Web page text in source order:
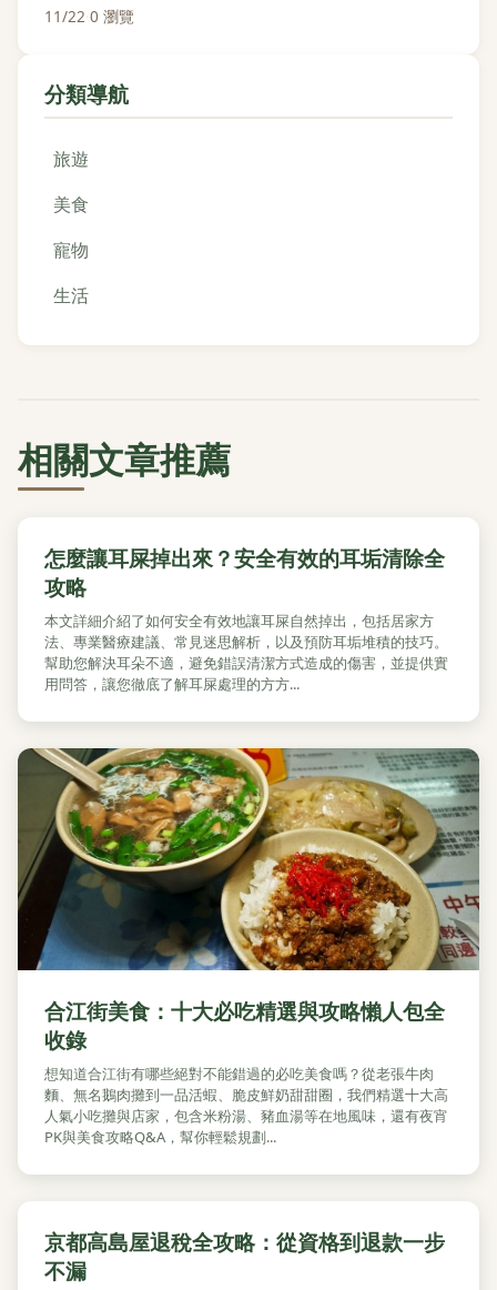
11/22·0 瀏覽
分類導航
旅遊
美食
寵物
生活
相關文章推薦
怎麼讓耳屎掉出來？安全有效的耳垢清除全
攻略
本文詳細介紹了如何安全有效地讓耳屎自然掉出，包括居家方
法、專業醫療建議、常見迷思解析，以及預防耳垢堆積的技巧。
幫助您解決耳朵不適，避免錯誤清潔方式造成的傷害，並提供實
用問答，讓您徹底了解耳屎處理的方方...
合江街美食：十大必吃精選與攻略懶人包全
收錄
想知道合江街有哪些絕對不能錯過的必吃美食嗎？從老張牛肉
麵、無名鵝肉攤到一品活蝦、脆皮鮮奶甜甜圈，我們精選十大高
人氣小吃攤與店家，包含米粉湯、豬血湯等在地風味，還有夜宵
PK與美食攻略Q&A，幫你輕鬆規劃...
京都高島屋退稅全攻略：從資格到退款一步
不漏